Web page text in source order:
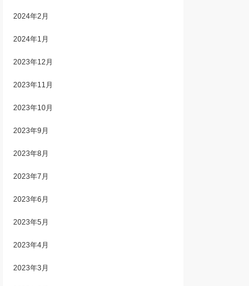
2024年2月
2024年1月
2023年12月
2023年11月
2023年10月
2023年9月
2023年8月
2023年7月
2023年6月
2023年5月
2023年4月
2023年3月